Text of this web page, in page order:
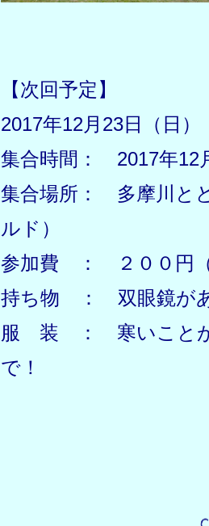
【次回予定】
2017年12月23日（日）
集合時間： 2017年12
集合場所： 多摩川と
ルド）
参加費 ： ２００円
持ち物 ： 双眼鏡が
服 装 ： 寒いことが
で！